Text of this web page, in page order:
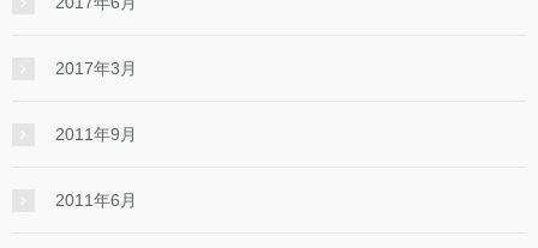
2017年3月
2011年9月
2011年6月